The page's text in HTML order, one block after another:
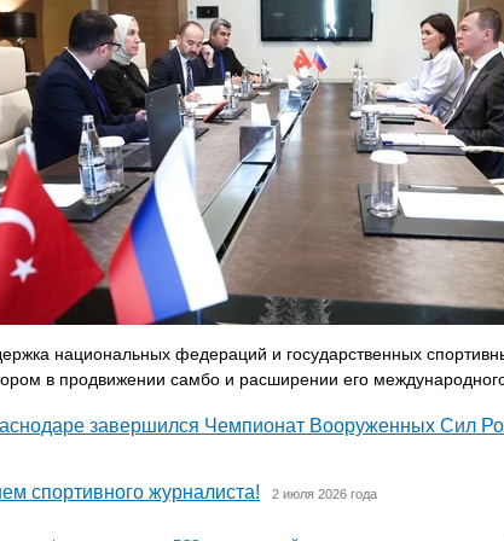
национальных федераций и государственных
в продвижении самбо и расширении его
завершился Чемпионат Вооруженных Сил
спортивного журналиста! 2 июля 2026 года